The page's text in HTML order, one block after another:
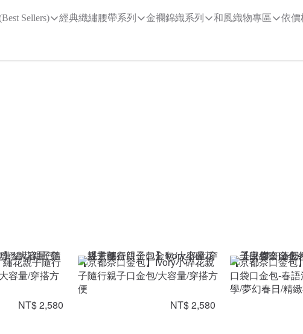
Sellers) 經典織繡腰帶系列 金襴錦織系列 和風織物專區 依價
花親子隨行
容量/穿搭方
NT$ 2,580
【京都奈口金包】Ivory小碎花親
子隨行親子口金包/大容量/穿搭方
便
NT$ 2,580
【京都奈口金包
口袋口金包-春
學/夢幻春日/精